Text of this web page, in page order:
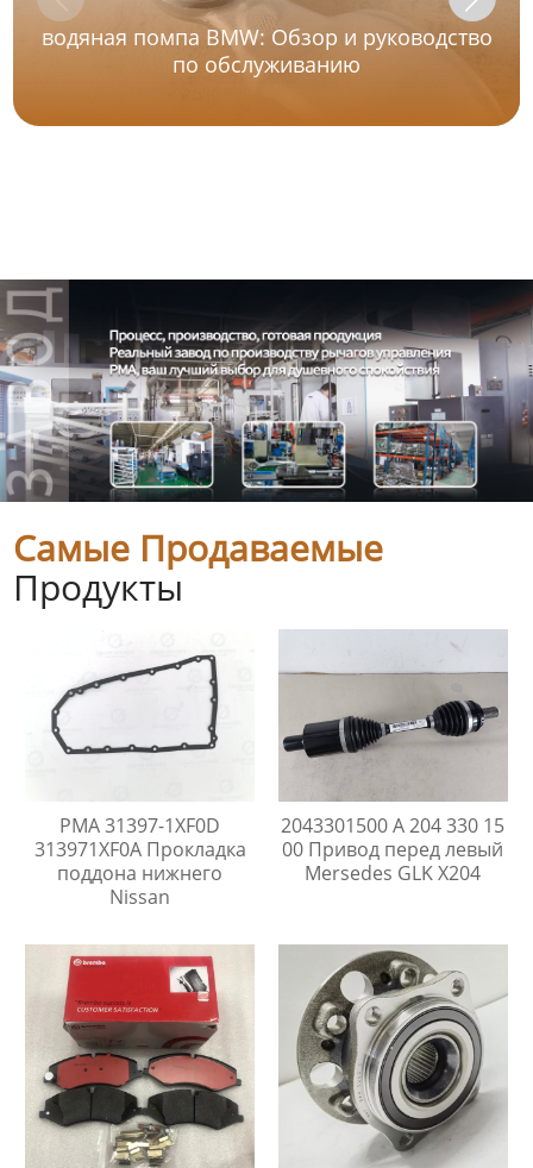
водяная помпа BMW: Обзор и руководство
по обслуживанию
Самые Продаваемые
Продукты
PMA 31397-1XF0D
313971XF0A Прокладка
поддона нижнего
Nissan
2043301500 A 204 330 15
00 Привод перед левый
Mersedes GLK X204